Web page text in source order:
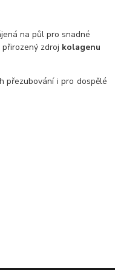
na půl pro snadné
zdroj kolagenu
přezubování i pro dospělé